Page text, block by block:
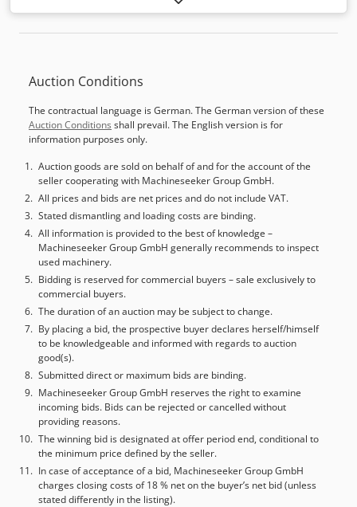
Auction Conditions
The contractual language is German. The German version of these
Auction Conditions shall prevail. The English version is for
information purposes only.
Auction goods are sold on behalf of and for the account of the
seller cooperating with Machineseeker Group GmbH.
All prices and bids are net prices and do not include VAT.
Stated dismantling and loading costs are binding.
All information is provided to the best of knowledge –
Machineseeker Group GmbH generally recommends to inspect
used machinery.
Bidding is reserved for commercial buyers – sale exclusively to
commercial buyers.
The duration of an auction may be subject to change.
By placing a bid, the prospective buyer declares herself/himself
to be knowledgeable and informed with regards to auction
good(s).
Submitted direct or maximum bids are binding.
Machineseeker Group GmbH reserves the right to examine
incoming bids. Bids can be rejected or cancelled without
providing reasons.
The winning bid is designated at offer period end, conditional to
the minimum price defined by the seller.
In case of acceptance of a bid, Machineseeker Group GmbH
charges closing costs of 18 % net on the buyer’s net bid (unless
stated differently in the listing).